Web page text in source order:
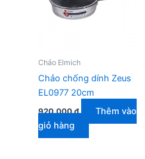
Chảo Elmich
Chảo chống dính Zeus
EL0977 20cm
920.000₫
Thêm vào
giỏ hàng